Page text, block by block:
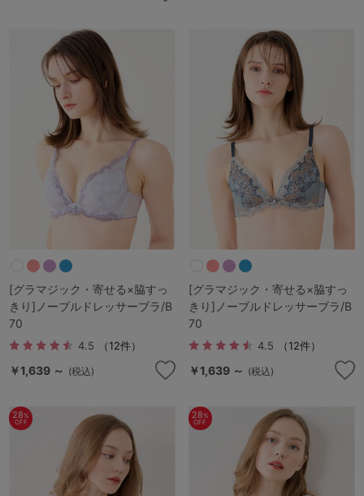
[グラマジック・寄せる×脇すっ
きり]ノーブルドレッサーブラ/B
70
4.5 （12件）
￥1,639 ～ (税込)
[グラマジック・寄せる×脇すっ
きり]ノーブルドレッサーブラ/B
70
4.5 （12件）
￥1,639 ～ (税込)
28%
OFF
28%
OFF